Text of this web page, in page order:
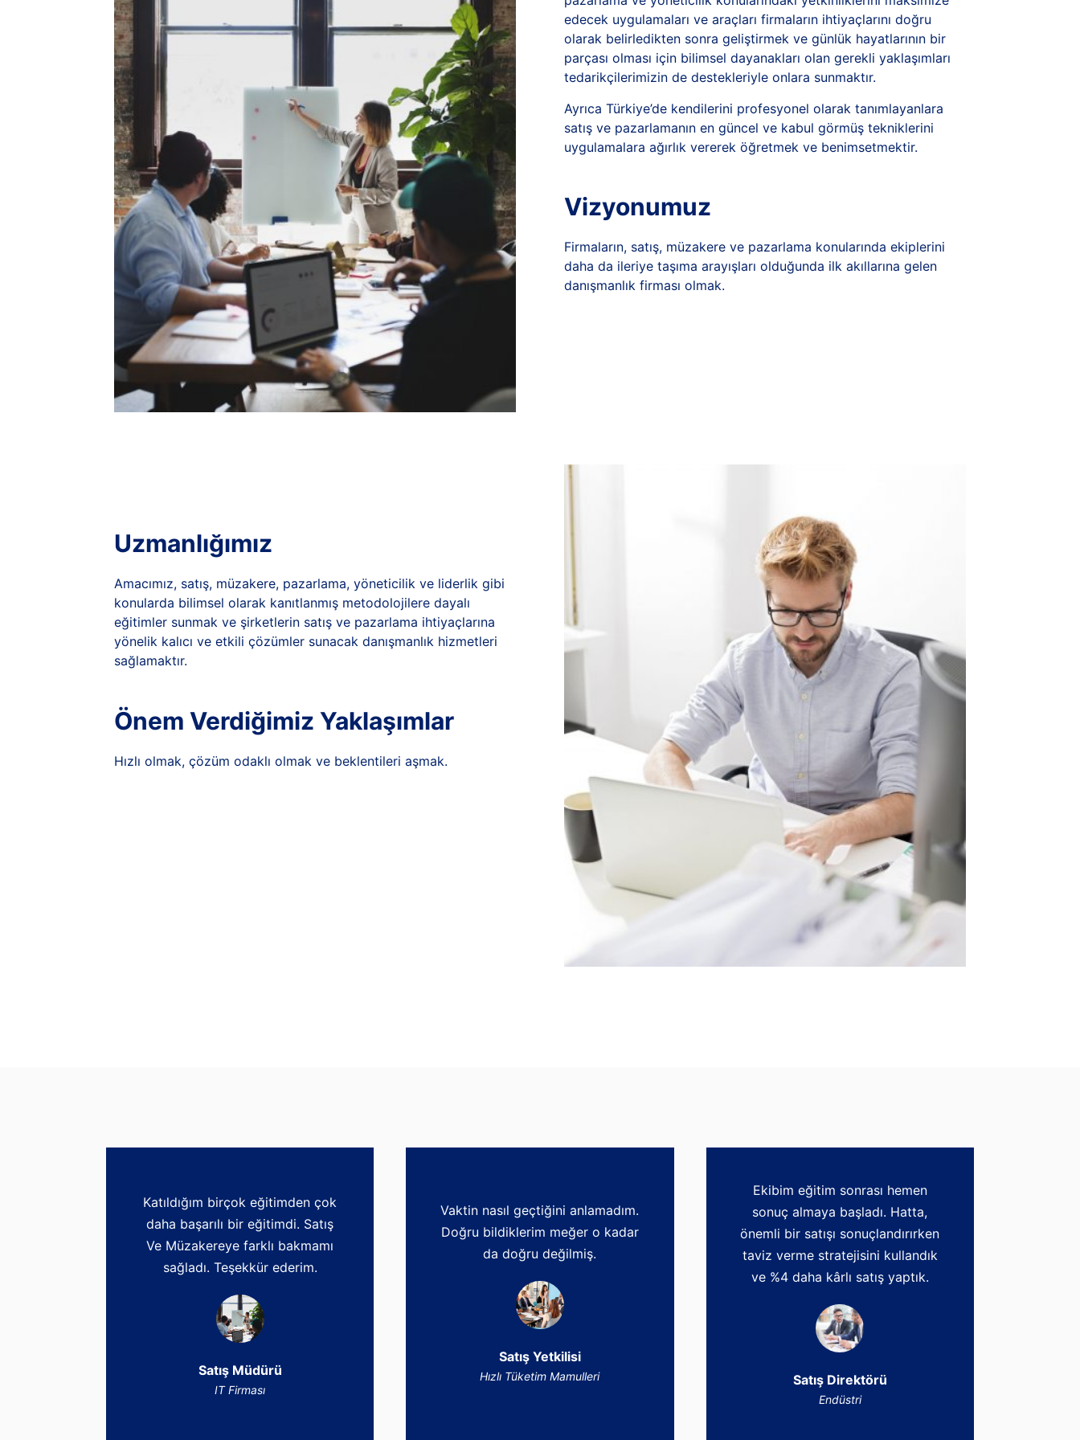
edecek uygulamaları ve araçları firmaların ihtiyaçlarını doğru
olarak belirledikten sonra geliştirmek ve günlük hayatlarının bir
parçası olması için bilimsel dayanakları olan gerekli yaklaşımları
tedarikçilerimizin de destekleriyle onlara sunmaktır.
Ayrıca Türkiye’de kendilerini profesyonel olarak tanımlayanlara
satış ve pazarlamanın en güncel ve kabul görmüş tekniklerini
uygulamalara ağırlık vererek öğretmek ve benimsetmektir.
Vizyonumuz
Firmaların, satış, müzakere ve pazarlama konularında ekiplerini
daha da ileriye taşıma arayışları olduğunda ilk akıllarına gelen
danışmanlık firması olmak.
Uzmanlığımız
Amacımız, satış, müzakere, pazarlama, yöneticilik ve liderlik gibi
konularda bilimsel olarak kanıtlanmış metodolojilere dayalı
eğitimler sunmak ve şirketlerin satış ve pazarlama ihtiyaçlarına
yönelik kalıcı ve etkili çözümler sunacak danışmanlık hizmetleri
sağlamaktır.
Önem Verdiğimiz Yaklaşımlar
Hızlı olmak, çözüm odaklı olmak ve beklentileri aşmak.
Katıldığım birçok eğitimden çok
daha başarılı bir eğitimdi. Satış
Ve Müzakereye farklı bakmamı
sağladı. Teşekkür ederim.
Satış Müdürü
IT Firması
Vaktin nasıl geçtiğini anlamadım.
Doğru bildiklerim meğer o kadar
da doğru değilmiş.
Satış Yetkilisi
Hızlı Tüketim Mamulleri
Ekibim eğitim sonrası hemen
sonuç almaya başladı. Hatta,
önemli bir satışı sonuçlandırırken
taviz verme stratejisini kullandık
ve %4 daha kârlı satış yaptık.
Satış Direktörü
Endüstri